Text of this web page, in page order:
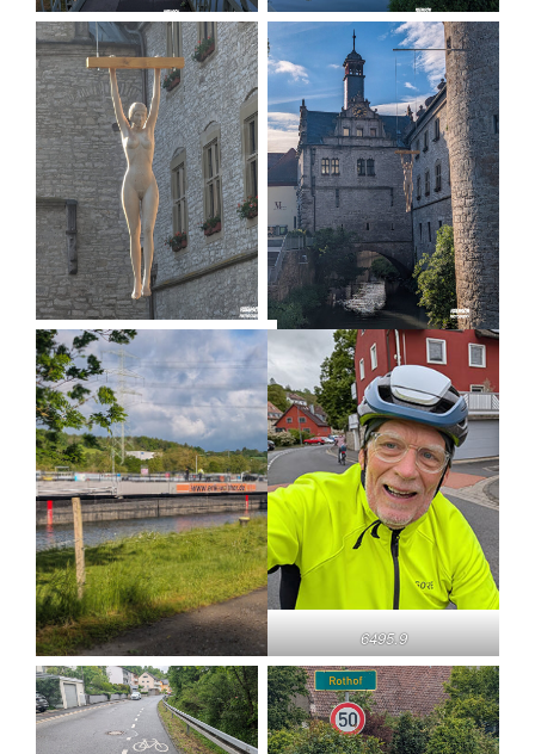
6495.9